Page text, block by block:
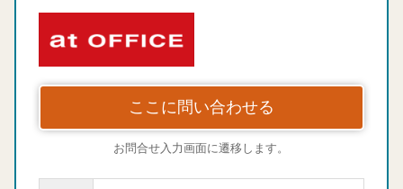
ここに問い合わせる
お問合せ入力画面に遷移します。